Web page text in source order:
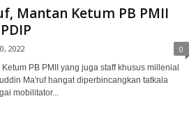
Mantan Ketum PB PMII
2022 0
PB PMII yang juga staff khusus millenial
Ma'ruf hangat diperbincangkan tatkala
mobilitator...